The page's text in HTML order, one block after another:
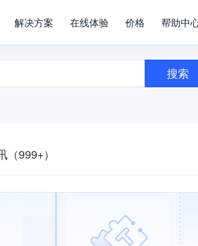
解决方案 在线体验 价格 帮助中
搜索
（999+）